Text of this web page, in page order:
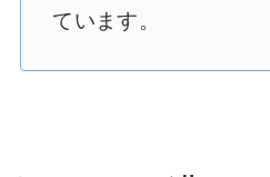
ています。